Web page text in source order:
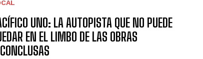
UNO: LA AUTOPISTA QUE NO PUEDE
EN EL LIMBO DE LAS OBRAS